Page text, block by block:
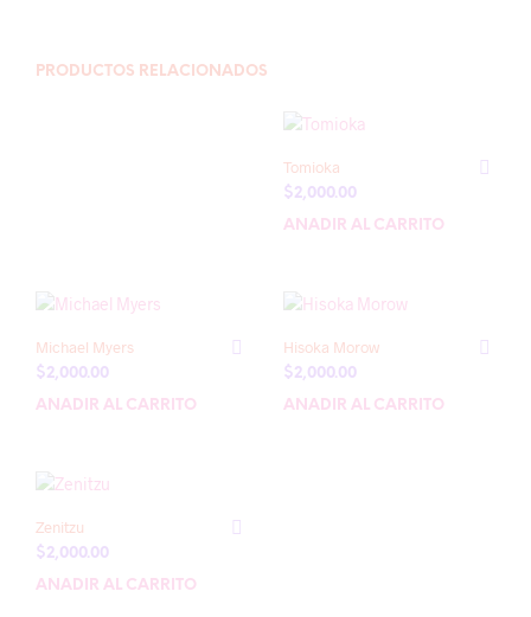
PRODUCTOS RELACIONADOS
Tomioka
$2,000.00
AÑADIR AL CARRITO
Michael Myers
$2,000.00
AÑADIR AL CARRITO
Hisoka Morow
$2,000.00
AÑADIR AL CARRITO
Zenitzu
$2,000.00
AÑADIR AL CARRITO